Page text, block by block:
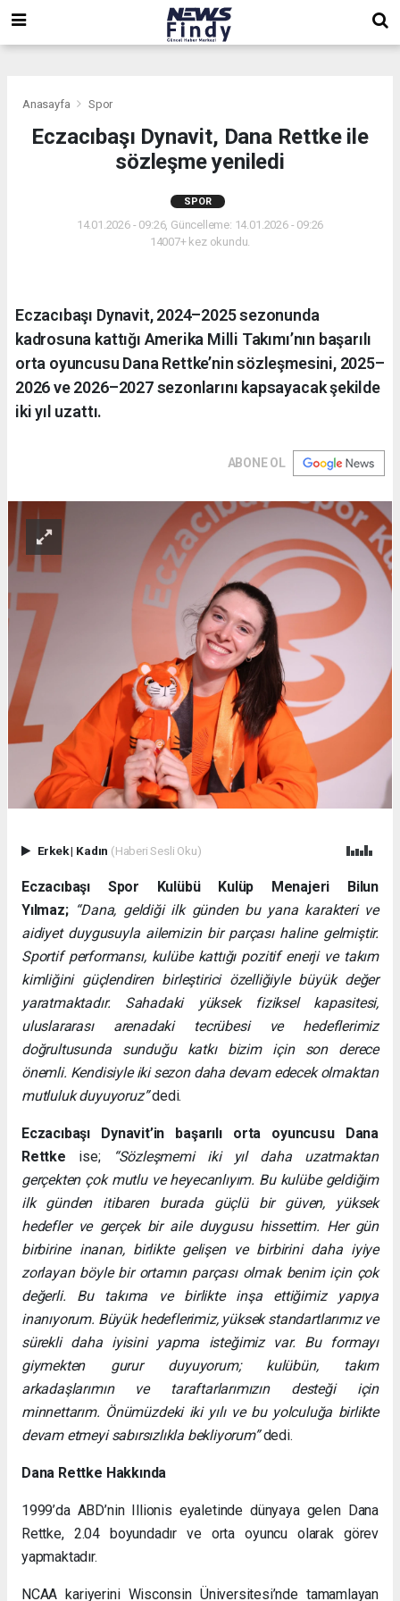
Anasayfa Spor
Eczacıbaşı Dynavit, Dana Rettke ile
sözleşme yeniledi
SPOR
14.01.2026 - 09:26, Güncelleme: 14.01.2026 - 09:26
14007+ kez okundu.
Eczacıbaşı Dynavit, 2024–2025 sezonunda
kadrosuna kattığı Amerika Milli Takımı’nın başarılı
orta oyuncusu Dana Rettke’nin sözleşmesini, 2025–
2026 ve 2026–2027 sezonlarını kapsayacak şekilde
iki yıl uzattı.
ABONE OL
Erkek| Kadın (Haberi Sesli Oku)
Eczacıbaşı Spor Kulübü Kulüp Menajeri Bilun
Yılmaz; “Dana, geldiği ilk günden bu yana karakteri ve
aidiyet duygusuyla ailemizin bir parçası haline gelmiştir.
Sportif performansı, kulübe kattığı pozitif enerji ve takım
kimliğini güçlendiren birleştirici özelliğiyle büyük değer
yaratmaktadır. Sahadaki yüksek fiziksel kapasitesi,
uluslararası arenadaki tecrübesi ve hedeflerimiz
doğrultusunda sunduğu katkı bizim için son derece
önemli. Kendisiyle iki sezon daha devam edecek olmaktan
mutluluk duyuyoruz”dedi.
Eczacıbaşı Dynavit’in başarılı orta oyuncusu Dana
Rettke ise;
“Sözleşmemi iki yıl daha uzatmaktan
gerçekten çok mutlu ve heyecanlıyım. Bu kulübe geldiğim
ilk günden itibaren burada güçlü bir güven, yüksek
hedefler ve gerçek bir aile duygusu hissettim. Her gün
birbirine inanan, birlikte gelişen ve birbirini daha iyiye
zorlayan böyle bir ortamın parçası olmak benim için çok
değerli. Bu takıma ve birlikte inşa ettiğimiz yapıya
inanıyorum. Büyük hedeflerimiz, yüksek standartlarımız ve
sürekli daha iyisini yapma isteğimiz var. Bu formayı
giymekten gurur duyuyorum; kulübün, takım
arkadaşlarımın ve taraftarlarımızın desteği için
minnettarım. Önümüzdeki iki yılı ve bu yolculuğa birlikte
devam etmeyi sabırsızlıkla bekliyorum”dedi.
Dana Rettke Hakkında
1999’da ABD’nin Illionis eyaletinde dünyaya gelen Dana
Rettke, 2.04 boyundadır ve orta oyuncu olarak görev
yapmaktadır.
NCAA kariyerini Wisconsin Üniversitesi’nde tamamlayan